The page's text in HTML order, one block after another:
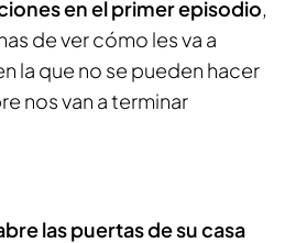
en el primer episodio,
de ver cómo les va a
la que no se pueden hacer
nos van a terminar
las puertas de su casa